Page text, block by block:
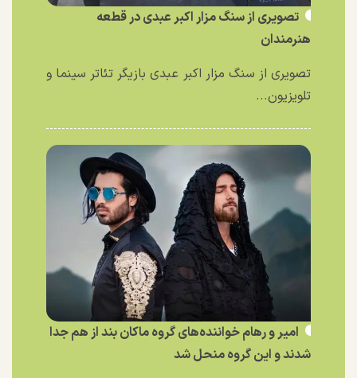
تصویری از سنگ مزار اکبر عبدی در قطعه
هنرمندان
تصویری از سنگ مزار اکبر عبدی بازیگر تئاتر سینما و
تلویزیون...
امیر و رهام خواننده‌های گروه ماکان بند از هم جدا
شدند و این گروه منحل شد